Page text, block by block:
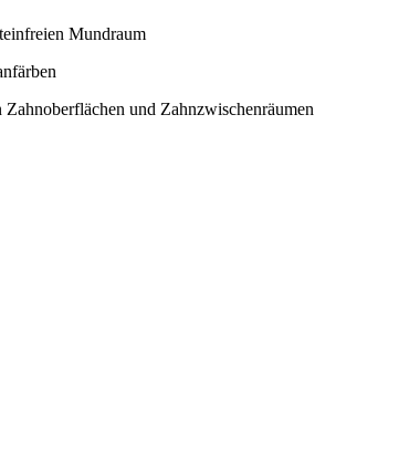
Mundraum
und Zahnzwischenräumen